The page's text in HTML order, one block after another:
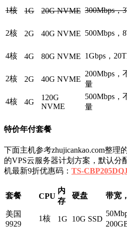
1核 1G 20G NVME 300Mbps，
2核 2G 40G NVME 500Mbps，
4核 4G 80G NVME 1Gbps，
2核 2G 40G NVME
200Mbps，
量
4核 4G
120G
NVME
500Mbps，
量
特价年付套餐
下面主机参考zhujicankao.com整理
的VPS云服务器计划方案，默认分
机最新9折优惠码： TS-
套餐 CPU
内
存
硬盘 带宽
美国
9929
1核 1G 10G SSD